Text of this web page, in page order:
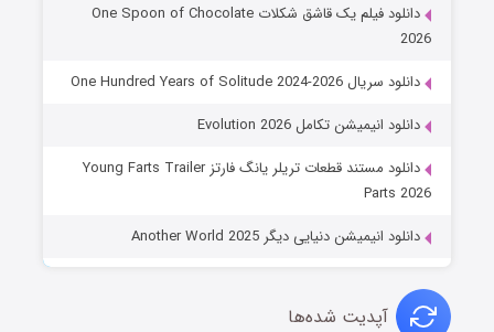
دانلود فیلم یک قاشق شکلات One Spoon of Chocolate
2026
دانلود سریال One Hundred Years of Solitude 2024-2026
دانلود انیمیشن تکامل Evolution 2026
دانلود مستند قطعات تریلر یانگ فارتز Young Farts Trailer
Parts 2026
دانلود انیمیشن دنیایی دیگر Another World 2025
آپدیت شده‌ها